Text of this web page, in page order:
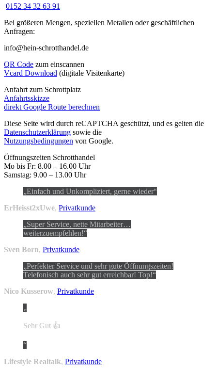
0152 34 32 63 91
Bei größeren Mengen, speziellen Metallen oder geschäftlichen
Anfragen:
info@hein-schrotthandel.de
QR Code zum einscannen
Vcard Download (digitale Visitenkarte)
Anfahrt zum Schrottplatz
Anfahrtsskizze
direkt Google Route berechnen
Diese Seite wird durch reCAPTCHA geschützt, und es gelten die
Datenschutzerklärung sowie die
Nutzungsbedingungen von Google.
Öffnungszeiten Schrotthandel
Mo bis Fr: 8.00 – 16.00 Uhr
Samstag: 9.00 – 13.00 Uhr
Einfach und Unkompliziert, gerne wieder
ErHeisst2xUwe, Privatkunde
Super Service, nette Mitarbeiter…
weiterzuempfehlen!
Sven Born, Privatkunde
Perfekter Service und sehr gute Öffnungszeiten!
Telefonisch auch sehr gut erreichbar! Top!
Nico Kusserow, Privatkunde
Sehr Gut 👍
Lifestyle Realtalk, Privatkunde